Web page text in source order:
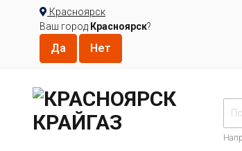
Красноярск
Ваш город Красноярск?